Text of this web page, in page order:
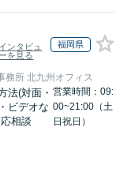
インタビュ
ーを見る
福岡県
務所 北九州オフィス
法(対面・
ビデオな
相談
営業時間：09:
00~21:00（土
日祝日）